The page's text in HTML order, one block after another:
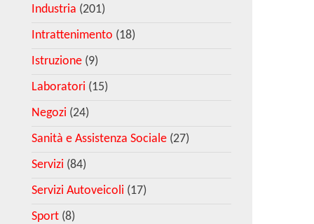
Industria (201)
Intrattenimento (18)
Istruzione (9)
Laboratori (15)
Negozi (24)
Sanità e Assistenza Sociale (27)
Servizi (84)
Servizi Autoveicoli (17)
Sport (8)